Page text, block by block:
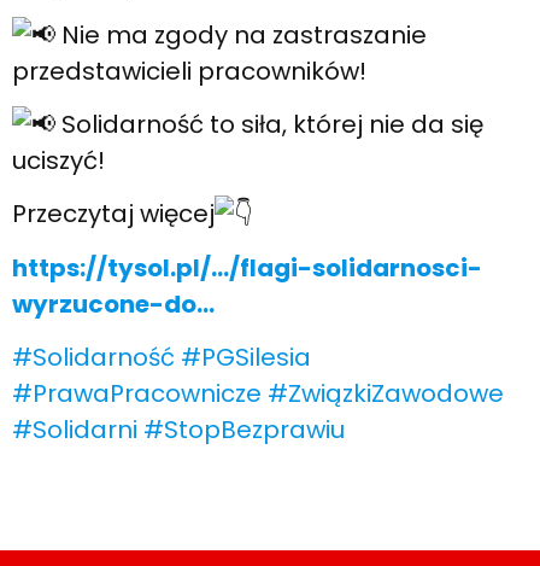
Nie ma zgody na zastraszanie
przedstawicieli pracowników!
Solidarność to siła, której nie da się
uciszyć!
Przeczytaj więcej
https://tysol.pl/…/flagi-solidarnosci-
wyrzucone-do…
#Solidarność #PGSilesia
#PrawaPracownicze #ZwiązkiZawodowe
#Solidarni #StopBezprawiu